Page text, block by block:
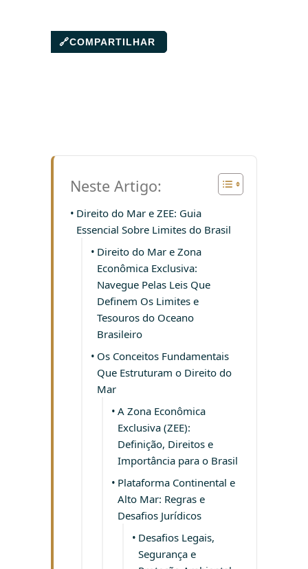
🔗COMPARTILHAR
Neste Artigo:
Direito do Mar e ZEE: Guia
Essencial Sobre Limites do Brasil
Direito do Mar e Zona
Econômica Exclusiva:
Navegue Pelas Leis Que
Definem Os Limites e
Tesouros do Oceano
Brasileiro
Os Conceitos Fundamentais
Que Estruturam o Direito do
Mar
A Zona Econômica
Exclusiva (ZEE):
Definição, Direitos e
Importância para o Brasil
Plataforma Continental e
Alto Mar: Regras e
Desafios Jurídicos
Desafios Legais,
Segurança e